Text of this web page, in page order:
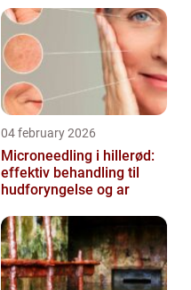
04 february 2026
Microneedling i hillerød:
effektiv behandling til
hudforyngelse og ar